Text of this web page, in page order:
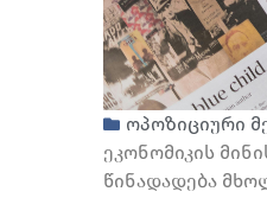
ოპოზიციური
ეკონომიკის
წინადადება